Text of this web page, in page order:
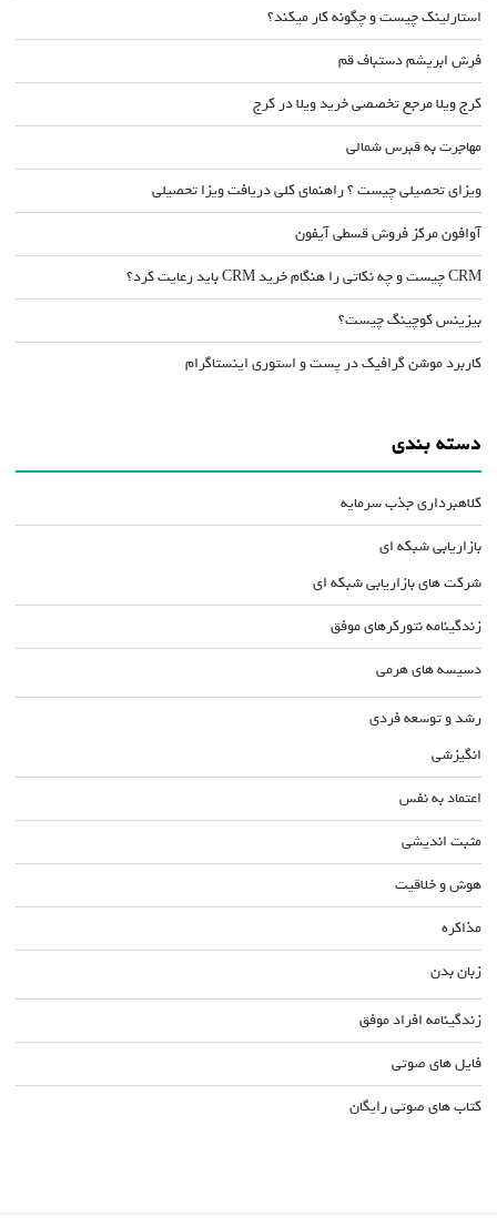
استارلینک چیست و چگونه کار میکند؟
فرش ابریشم دستباف قم
کرج ویلا مرجع تخصصی خرید ویلا در کرج
مهاجرت به قبرس شمالی
ویزای تحصیلی چیست ؟ راهنمای کلی دریافت ویزا تحصیلی
آوافون مرکز فروش قسطی آیفون
CRM چیست و چه نکاتی را هنگام خرید CRM باید رعایت کرد؟
بیزینس کوچینگ چیست؟
کاربرد موشن گرافیک در پست و استوری اینستاگرام
دسته بندی
کلاهبرداری جذب سرمایه
بازاریابی شبکه ای
شرکت های بازاریابی شبکه ای
زندگینامه نتورکرهای موفق
دسیسه های هرمی
رشد و توسعه فردی
انگیزشی
اعتماد به نفس
مثبت اندیشی
هوش و خلاقیت
مذاکره
زبان بدن
زندگینامه افراد موفق
فایل های صوتی
کتاب های صوتی رایگان